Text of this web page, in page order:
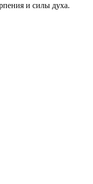
и силы духа.